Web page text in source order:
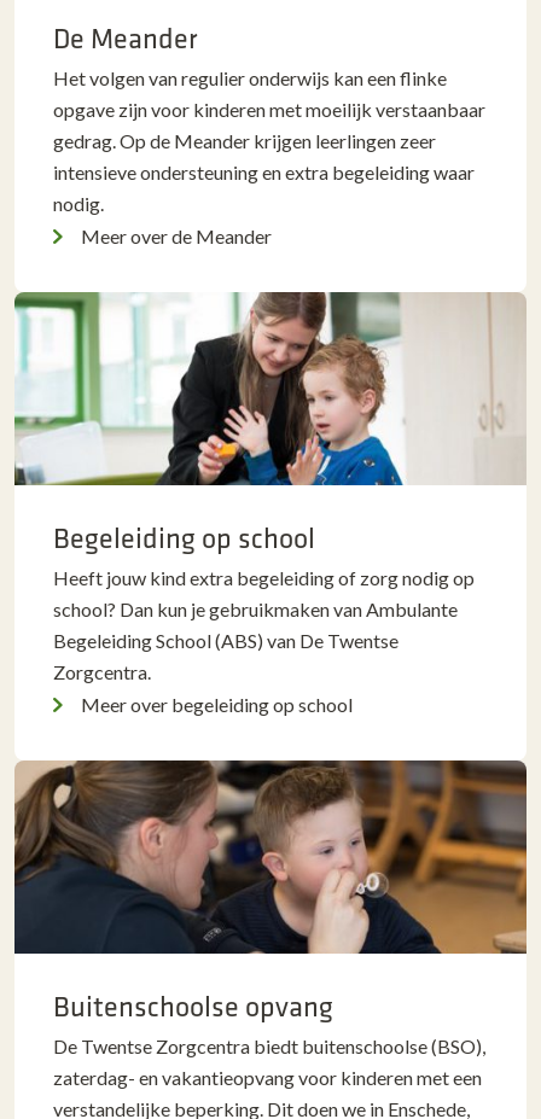
De Meander
Het volgen van regulier onderwijs kan een flinke
opgave zijn voor kinderen met moeilijk verstaanbaar
gedrag. Op de Meander krijgen leerlingen zeer
intensieve ondersteuning en extra begeleiding waar
nodig.
Meer over de Meander
Begeleiding op school
Heeft jouw kind extra begeleiding of zorg nodig op
school? Dan kun je gebruikmaken van Ambulante
Begeleiding School (ABS) van De Twentse
Zorgcentra.
Meer over begeleiding op school
Buitenschoolse opvang
De Twentse Zorgcentra biedt buitenschoolse (BSO),
zaterdag- en vakantieopvang voor kinderen met een
verstandelijke beperking. Dit doen we in Enschede,